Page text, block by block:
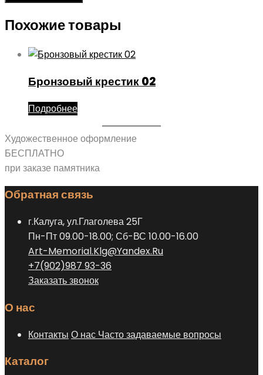
Похожие товары
Бронзовый крестик 02
Подробнее
Художественное оформление
БЕСПЛАТНО
при заказе памятника
Обратная связь
г.Калуга, ул.Глаголева 25Г
Пн-Пт 09.00-18.00; Сб-ВС 10.00-16.00
Art-Memorial.Klg@Yandex.Ru
+7(902)987 93-36
Заказать звонок
О нас
Контакты О нас Часто задаваемые вопросы
Каталог